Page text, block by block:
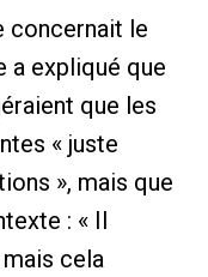
concernait le
a expliqué que
que les
« juste
», mais que
: « Il
cela